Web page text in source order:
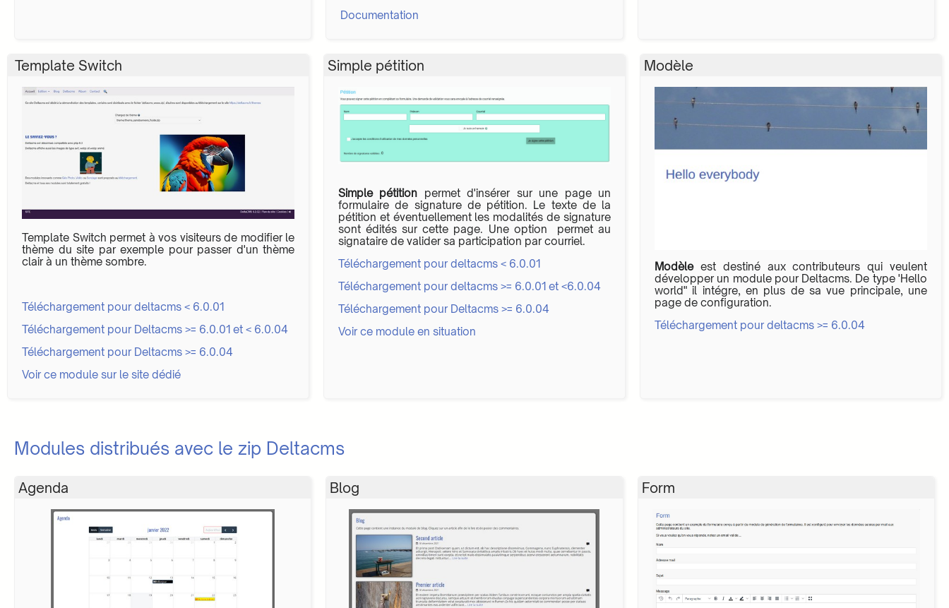
Documentation
Template Switch
Template Switch permet à vos visiteurs de modifier le
thème du site par exemple pour passer d'un thème
clair à un thème sombre.
Téléchargement pour deltacms < 6.0.01
Téléchargement pour Deltacms >= 6.0.01 et < 6.0.04
Téléchargement pour Deltacms >= 6.0.04
Voir ce module sur le site dédié
Simple pétition
Simple pétition permet d'insérer sur une page un
formulaire de signature de pétition. Le texte de la
pétition et éventuellement les modalités de signature
sont édités sur cette page. Une option permet au
signataire de valider sa participation par courriel.
Téléchargement pour deltacms < 6.0.01
Téléchargement pour deltacms >= 6.0.01 et <6.0.04
Téléchargement pour Deltacms >= 6.0.04
Voir ce module en situation
Modèle
Modèle est destiné aux contributeurs qui veulent
développer un module pour Deltacms. De type 'Hello
world" il intégre, en plus de sa vue principale, une
page de configuration.
Téléchargement pour deltacms >= 6.0.04
Modules distribués avec le zip Deltacms
Agenda Blog Form